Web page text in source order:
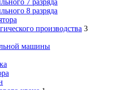
8 разряда
производства 3
машины